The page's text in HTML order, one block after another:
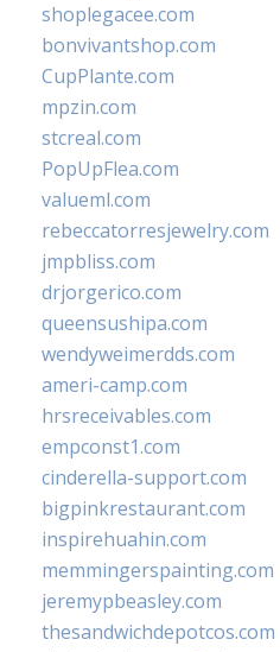
shoplegacee.com
bonvivantshop.com
CupPlante.com
mpzin.com
stcreal.com
PopUpFlea.com
valueml.com
rebeccatorresjewelry.com
jmpbliss.com
drjorgerico.com
queensushipa.com
wendyweimerdds.com
ameri-camp.com
hrsreceivables.com
empconst1.com
cinderella-support.com
bigpinkrestaurant.com
inspirehuahin.com
memmingerspainting.com
jeremypbeasley.com
thesandwichdepotcos.com